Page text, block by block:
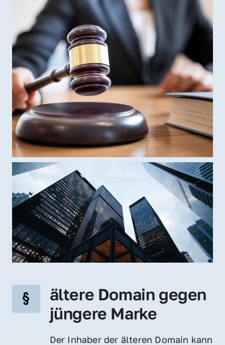
ältere Domain gegen
jüngere Marke
Der Inhaber der älteren Domain kann